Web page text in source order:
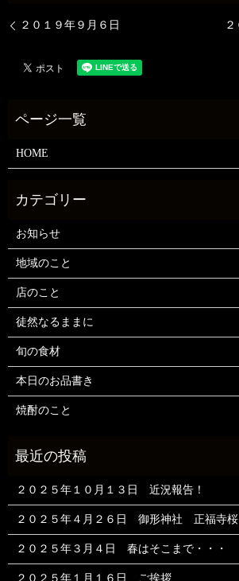
２０１９年９月６日
HOME
お知らせ
地域のこと
店のこと
徒然なるままに
旬の食材
本日のお品書き
焼酎のこと
２０２５年１０月１３日 近況報告！
２０２５年４月２６日 御形神社 正福寺桜
２０２５年３月４日 春はそこまで・・・
２０２５年１月１６日 ご挨拶